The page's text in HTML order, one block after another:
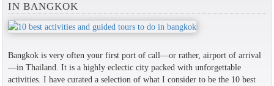
IN BANGKOK
Bangkok is very often your first port of call—or rather, airport of arrival
—in Thailand. It is a highly eclectic city packed with unforgettable
activities. I have curated a selection of what I consider to be the 10 best